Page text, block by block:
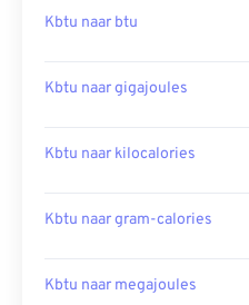
Kbtu naar btu
Kbtu naar gigajoules
Kbtu naar kilocalories
Kbtu naar gram-calories
Kbtu naar megajoules